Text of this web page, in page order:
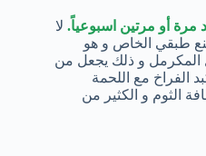
لا
طبقي الخاص و هو
المكرمل و ذلك يجعل من
الفراخ مع اللحمة
الثوم و الكثير من